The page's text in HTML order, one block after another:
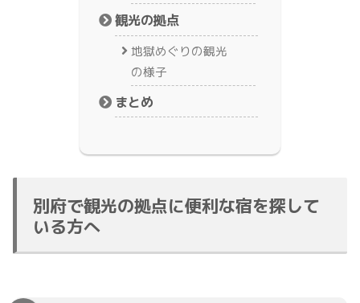
観光の拠点
地獄めぐりの観光
の様子
まとめ
別府で観光の拠点に便利な宿を探して
いる方へ